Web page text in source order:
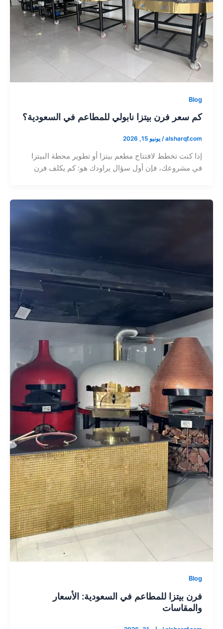
Blog
كم سعر فرن بيتزا نابولي للمطاعم في السعودية؟
alsharqf.com
/ يونيو 15, 2026
إذا كنت تخطط لافتتاح مطعم بيتزا أو تطوير محطة البيتزا
في مشروعك، فإن أول سؤال يراودك هو: كم يكلف فرن
Blog
فرن بيتزا للمطاعم في السعودية: الأسعار
والمقاسات